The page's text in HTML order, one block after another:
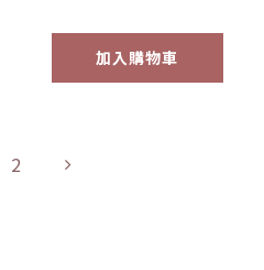
加入購物車
2